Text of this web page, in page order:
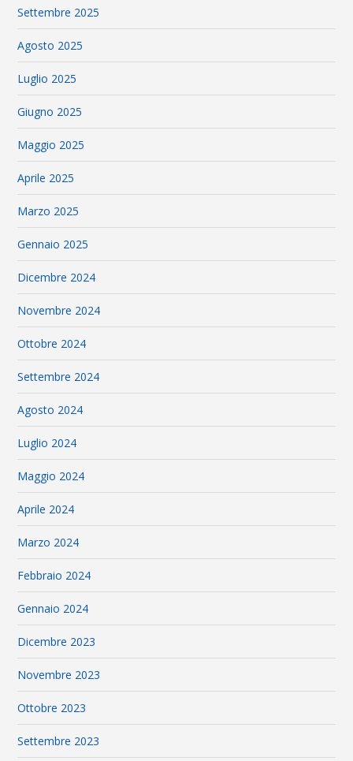
Settembre 2025
Agosto 2025
Luglio 2025
Giugno 2025
Maggio 2025
Aprile 2025
Marzo 2025
Gennaio 2025
Dicembre 2024
Novembre 2024
Ottobre 2024
Settembre 2024
Agosto 2024
Luglio 2024
Maggio 2024
Aprile 2024
Marzo 2024
Febbraio 2024
Gennaio 2024
Dicembre 2023
Novembre 2023
Ottobre 2023
Settembre 2023